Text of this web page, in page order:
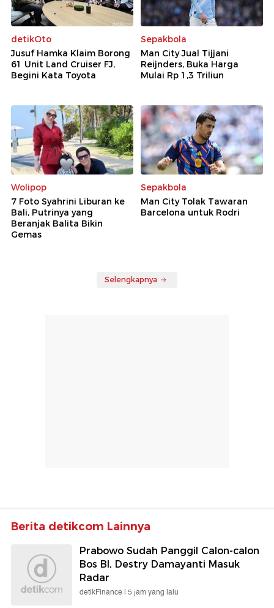
detikOto
Jusuf Hamka Klaim Borong
61 Unit Land Cruiser FJ,
Begini Kata Toyota
Sepakbola
Man City Jual Tijjani
Reijnders, Buka Harga
Mulai Rp 1,3 Triliun
Wolipop
7 Foto Syahrini Liburan ke
Bali, Putrinya yang
Beranjak Balita Bikin
Gemas
Sepakbola
Man City Tolak Tawaran
Barcelona untuk Rodri
Selengkapnya
Berita detikcom Lainnya
Prabowo Sudah Panggil Calon-calon
Bos BI, Destry Damayanti Masuk
Radar
detikFinance | 5 jam yang lalu